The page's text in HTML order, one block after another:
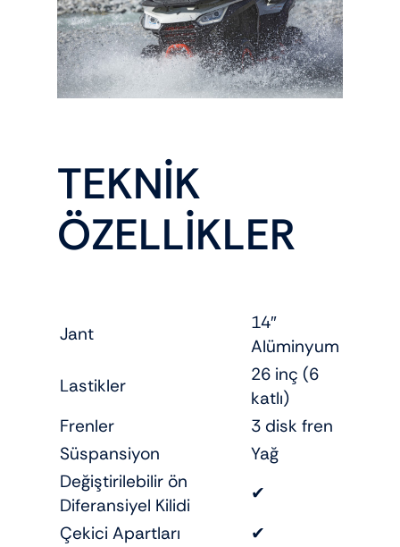
TEKNİK
ÖZELLİKLER
Jant
14″
Alüminyum
Lastikler
26 inç (6
katlı)
Frenler
3 disk fren
Süspansiyon
Yağ
Değiştirilebilir ön
Diferansiyel Kilidi
✔
Çekici Apartları
✔